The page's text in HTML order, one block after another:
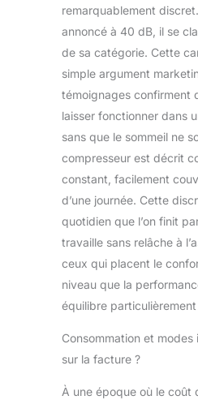
d'excellentes
distinguent :
buanderie
un mode
roulettes
d'eau de 4,8
frontal. FACILE
affichage de
d'un contrôle
personnalisé et
enfant pour
été conçu dans
d'utilisation.
remarquablement
annoncé à 40 dB, il se
de sa catégorie. Cette
simple argument
témoignages confirment
laisser fonctionner dans
sans que le sommeil ne
compresseur est décrit
constant, facilement
d’une journée. Cette
quotidien que l’on finit
travaille sans relâche à
ceux qui placent le
niveau que la
équilibre
Consommation et
sur la facture ?
À une époque où le coût